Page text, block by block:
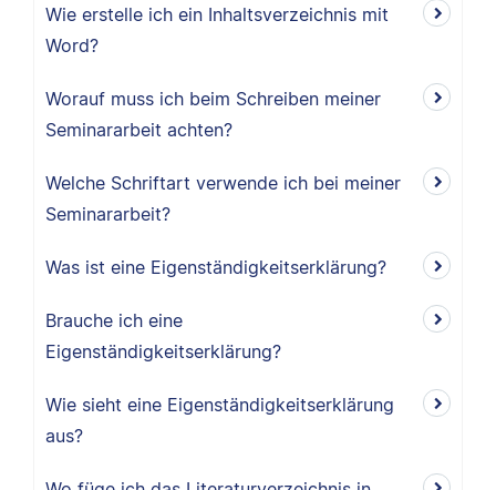
Wie erstelle ich ein Inhaltsverzeichnis mit
Word?
Worauf muss ich beim Schreiben meiner
Seminararbeit achten?
Welche Schriftart verwende ich bei meiner
Seminararbeit?
Was ist eine Eigenständigkeitserklärung?
Brauche ich eine
Eigenständigkeitserklärung?
Wie sieht eine Eigenständigkeitserklärung
aus?